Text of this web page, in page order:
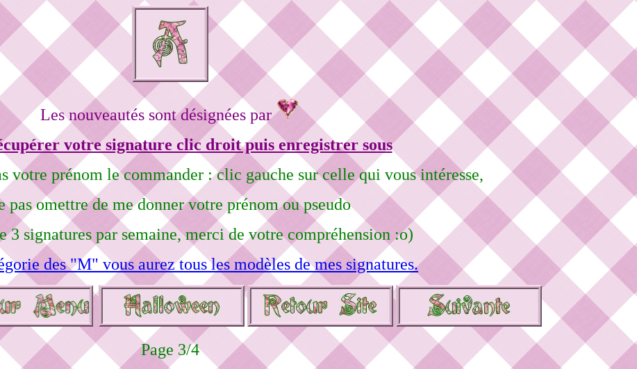
Les nouveautés sont désignées par
votre signature clic droit puis enregistrer sous
votre prénom le commander : clic gauche sur celle qui vous intéresse,
pas omettre de me donner votre prénom ou pseudo
3 signatures par semaine, merci de votre compréhension :o)
des "M" vous aurez tous les modèles de mes signatures.
Page 3/4